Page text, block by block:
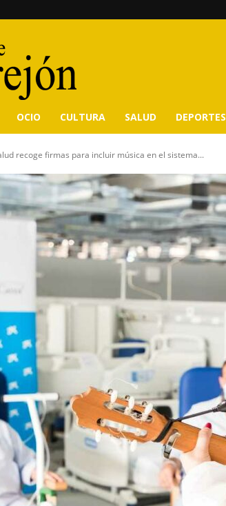
OCIO CULTURA SALUD DEPORTES
recoge firmas para incluir música en el sistema...